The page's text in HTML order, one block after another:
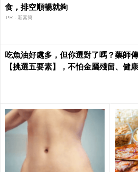
食，排空順暢就夠
PR．新素簡
吃魚油好處多，但你選對了嗎？藥師
【挑選五要素】，不怕金屬殘留、健